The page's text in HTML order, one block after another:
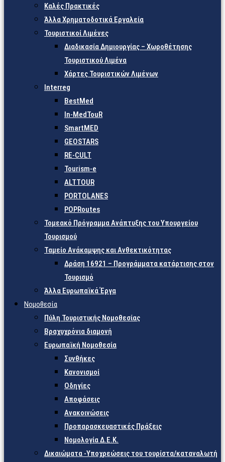
Καλές Πρακτικές
Άλλα Χρηματοδοτικά Εργαλεία
Τουριστικοί Λιμένες
Διαδικασία Δημιουργίας – Χωροθέτησης
Τουριστικού Λιμένα
Χάρτες Τουριστικών Λιμένων
Interreg
BestMed
In-MedTouR
SmartMED
GEOSTARS
RE-CULT
Tourism-e
ALTTOUR
PORTOLANES
POPRoutes
Τομεακό Πρόγραμμα Ανάπτυξης του Υπουργείου
Τουρισμού
Ταμείο Ανάκαμψης και Ανθεκτικότητας
Δράση 16921 – Προγράμματα κατάρτισης στον
Τουρισμό
Άλλα Ευρωπαϊκά Έργα
Νομοθεσία
Πύλη Τουριστικής Νομοθεσίας
Βραχυχρόνια διαμονή
Ευρωπαϊκή Νομοθεσία
Συνθήκες
Κανονισμοί
Οδηγίες
Αποφάσεις
Ανακοινώσεις
Προπαρασκευαστικές Πράξεις
Νομολογία Δ.Ε.Κ.
Δικαιώματα -Υποχρεώσεις του τουρίστα/καταναλωτή